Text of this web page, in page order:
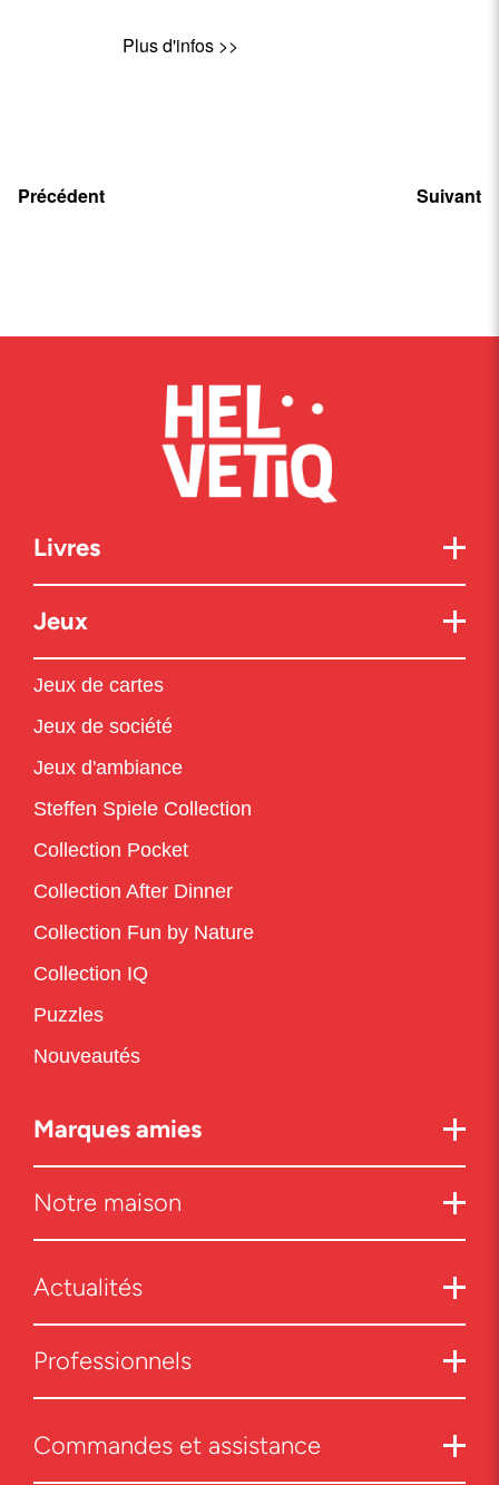
Plus d'infos >>
Précédent Suivant
Livres
Jeux
Jeux de cartes
Jeux de société
Jeux d'ambiance
Steffen Spiele Collection
Collection Pocket
Collection After Dinner
Collection Fun by Nature
Collection IQ
Puzzles
Nouveautés
Marques amies
Notre maison
Actualités
Professionnels
Commandes et assistance